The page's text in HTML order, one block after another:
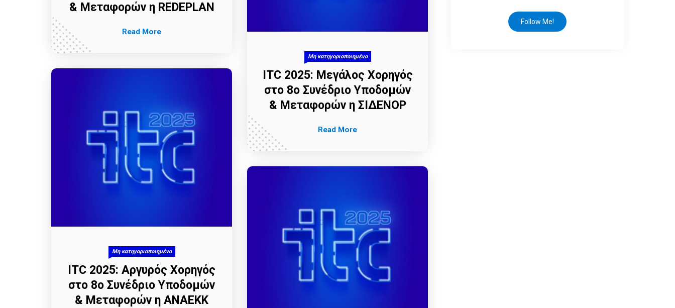
& Μεταφορών η REDEPLAN
Read More
Μη κατηγοριοποιημένο
ITC 2025: Μεγάλος Χορηγός
στο 8ο Συνέδριο Υποδομών
& Μεταφορών η ΣΙΔΕΝΟΡ
Read More
Μη κατηγοριοποιημένο
ITC 2025: Αργυρός Χορηγός
στο 8ο Συνέδριο Υποδομών
& Μεταφορών η ΑΝΑΕΚΚ
Follow Me!